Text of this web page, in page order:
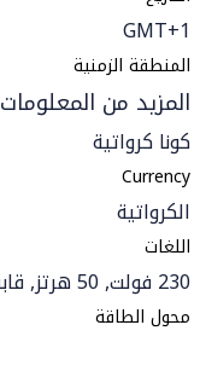
GMT+1
المنطقة الزمنية
المزيد من المعلومات
كونا كرواتية
Currency
الكرواتية
اللغات
230 فولت, 50 هرتز, قابس الكهرباء فئة C/F
محول الطاقة